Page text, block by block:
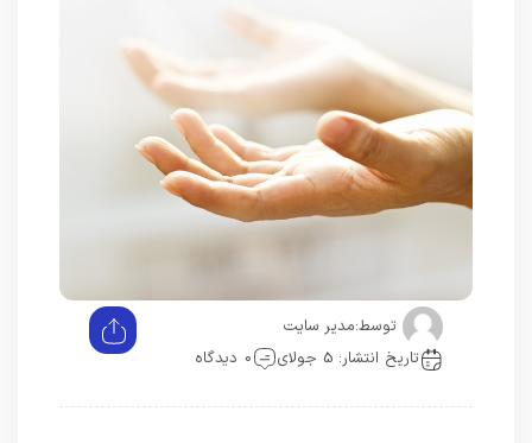
توسط:مدیر سایت
تاریخ انتشار: 5 جولای
0 دیدگاه